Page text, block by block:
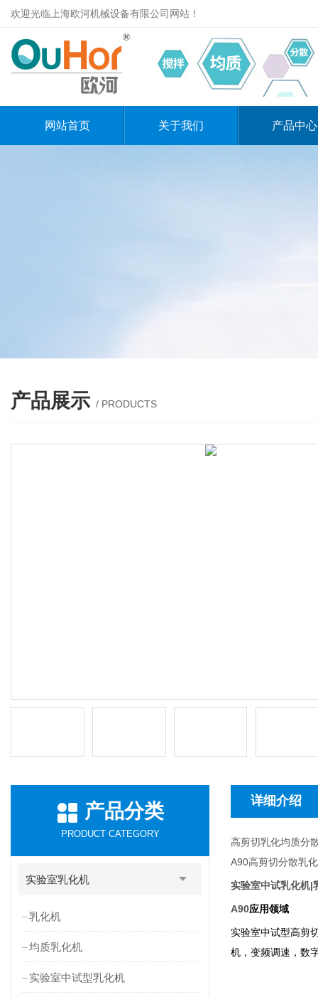
欢迎光临上海欧河机械设备有限公司网站！
网站首页 关于我们 产品中心
产品展示 / PRODUCTS
产品分类
PRODUCT CATEGORY
实验室乳化机
乳化机
均质乳化机
实验室中试型乳化机
详细介绍
高剪切乳化均质分
A90高剪切分散乳
实验室中试乳化机|
A90应用领域
实验室中试型高剪
机，变频调速，数